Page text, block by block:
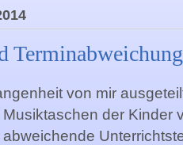
von mir
Musiktaschen der Kinder